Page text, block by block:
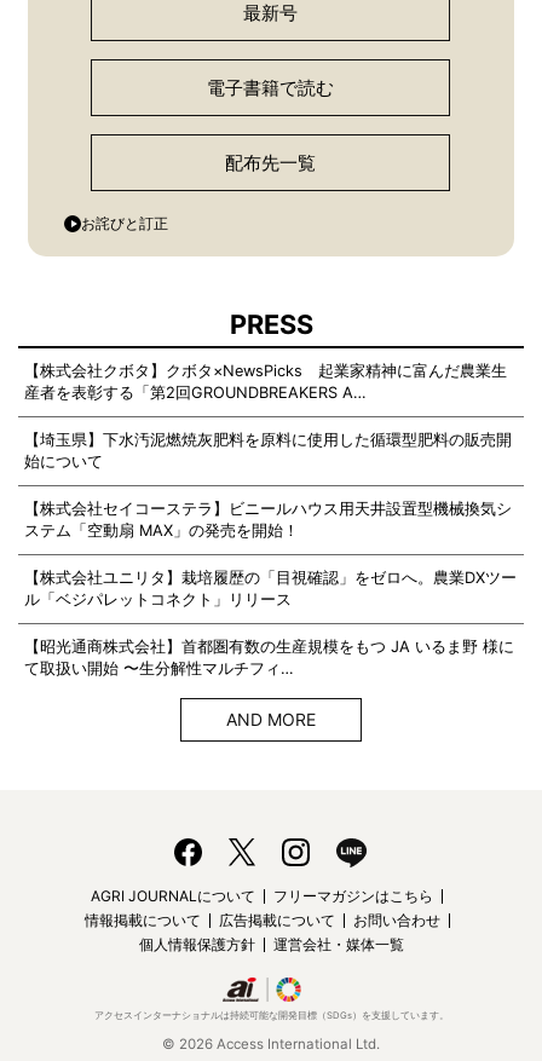
最新号
電子書籍で読む
配布先一覧
お詫びと訂正
PRESS
【株式会社クボタ】クボタ×NewsPicks 起業家精神に富んだ農業生
産者を表彰する「第2回GROUNDBREAKERS A…
【埼玉県】下水汚泥燃焼灰肥料を原料に使用した循環型肥料の販売開
始について
【株式会社セイコーステラ】ビニールハウス用天井設置型機械換気シ
ステム「空動扇 MAX」の発売を開始！
【株式会社ユニリタ】栽培履歴の「目視確認」をゼロへ。農業DXツー
ル「ベジパレットコネクト」リリース
【昭光通商株式会社】首都圏有数の生産規模をもつ JA いるま野 様に
て取扱い開始 〜生分解性マルチフィ…
AND MORE
AGRI JOURNALについて
フリーマガジンはこちら
情報掲載について
広告掲載について
お問い合わせ
個人情報保護方針
運営会社・媒体一覧
アクセスインターナショナルは持続可能な開発目標（SDGs）を支援しています。
© 2026 Access International Ltd.